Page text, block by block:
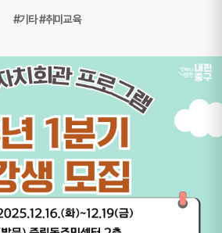
#기타#취미교육